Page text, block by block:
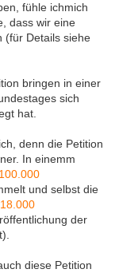
fühle ichmich
dass wir eine
(für Details siehe
bringen in einer
sich
hat.
denn die Petition
In einemm
und selbst die
der
diese Petition